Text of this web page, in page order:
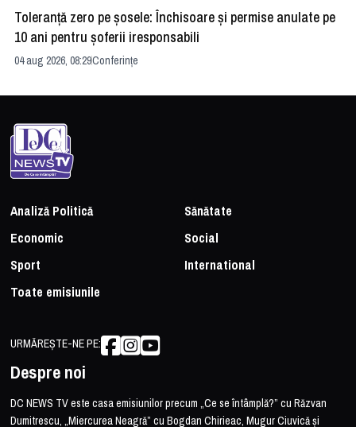
Toleranță zero pe șosele: Închisoare și permise anulate pe
10 ani pentru șoferii iresponsabili
04 aug 2026, 08:29Conferințe
Analiză Politică
Sănătate
Economic
Social
Sport
International
Toate emisiunile
URMĂREȘTE-NE PE:
Despre noi
DC NEWS TV este casa emisiunilor precum „Ce se întâmplă?” cu Răzvan
Dumitrescu, „Miercurea Neagră” cu Bogdan Chirieac, Mugur Ciuvică și